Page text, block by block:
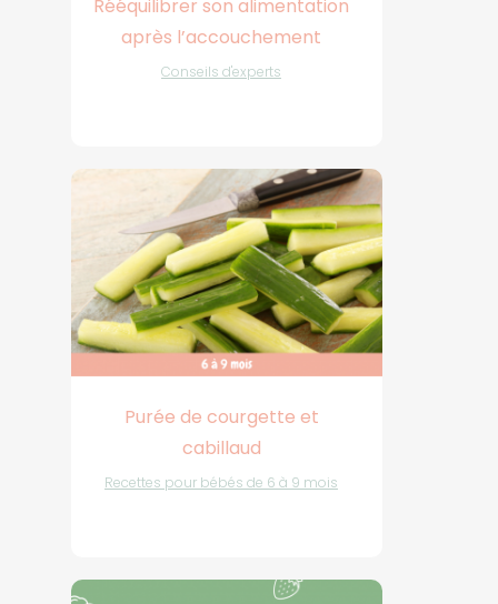
Rééquilibrer son alimentation
après l’accouchement
Conseils d'experts
Purée de courgette et
cabillaud
Recettes pour bébés de 6 à 9 mois